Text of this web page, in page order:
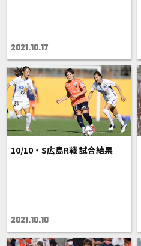
2021.10.17
10/10・S広島R戦 試合結果
2021.10.10